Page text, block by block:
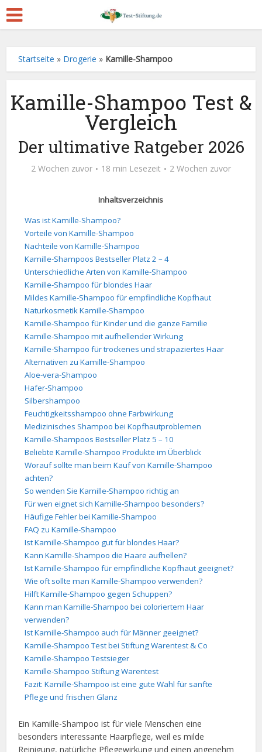
Startseite » Drogerie » Kamille-Shampoo
Kamille-Shampoo Test &
Vergleich
Der ultimative Ratgeber 2026
2 Wochen zuvor 18 min Lesezeit 2 Wochen zuvor
Inhaltsverzeichnis
Was ist Kamille-Shampoo?
Vorteile von Kamille-Shampoo
Nachteile von Kamille-Shampoo
Kamille-Shampoos Bestseller Platz 2 – 4
Unterschiedliche Arten von Kamille-Shampoo
Kamille-Shampoo für blondes Haar
Mildes Kamille-Shampoo für empfindliche Kopfhaut
Naturkosmetik Kamille-Shampoo
Kamille-Shampoo für Kinder und die ganze Familie
Kamille-Shampoo mit aufhellender Wirkung
Kamille-Shampoo für trockenes und strapaziertes Haar
Alternativen zu Kamille-Shampoo
Aloe-vera-Shampoo
Hafer-Shampoo
Silbershampoo
Feuchtigkeitsshampoo ohne Farbwirkung
Medizinisches Shampoo bei Kopfhautproblemen
Kamille-Shampoos Bestseller Platz 5 – 10
Beliebte Kamille-Shampoo Produkte im Überblick
Worauf sollte man beim Kauf von Kamille-Shampoo
achten?
So wenden Sie Kamille-Shampoo richtig an
Für wen eignet sich Kamille-Shampoo besonders?
Häufige Fehler bei Kamille-Shampoo
FAQ zu Kamille-Shampoo
Ist Kamille-Shampoo gut für blondes Haar?
Kann Kamille-Shampoo die Haare aufhellen?
Ist Kamille-Shampoo für empfindliche Kopfhaut geeignet?
Wie oft sollte man Kamille-Shampoo verwenden?
Hilft Kamille-Shampoo gegen Schuppen?
Kann man Kamille-Shampoo bei coloriertem Haar
verwenden?
Ist Kamille-Shampoo auch für Männer geeignet?
Kamille-Shampoo Test bei Stiftung Warentest & Co
Kamille-Shampoo Testsieger
Kamille-Shampoo Stiftung Warentest
Fazit: Kamille-Shampoo ist eine gute Wahl für sanfte
Pflege und frischen Glanz
Ein Kamille-Shampoo ist für viele Menschen eine
besonders interessante Haarpflege, weil es milde
Reinigung, natürliche Pflegewirkung und einen angenehm